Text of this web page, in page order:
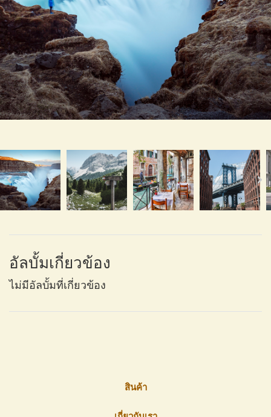
อัลบั้มเกี่ยวข้อง
ไม่มีอัลบั้มที่เกี่ยวข้อง
สินค้า